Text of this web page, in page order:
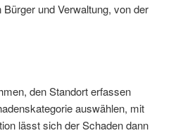
und Verwaltung, von der
den Standort erfassen
auswählen, mit
lässt sich der Schaden dann